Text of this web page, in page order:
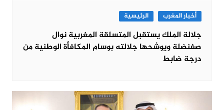
أخبار المغرب الرئيسية
جلالة الملك يستقبل المتسلقة المغربية نوال
صفنضلة ويوشحها جلالته بوسام المكافأة الوطنية من
درجة ضابط